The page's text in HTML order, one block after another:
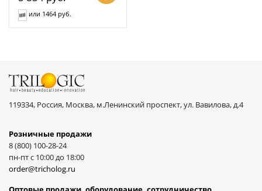
или 1464 руб.
119334, Россия, Москва, м.Ленинский проспект, ул. Вавилова, д.4
Розничные продажи
8 (800) 100-28-24
пн-пт с 10:00 до 18:00
order@tricholog.ru